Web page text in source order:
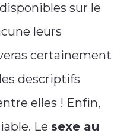
sur le
leurs
certainement
descriptifs
elles ! Enfin,
Le sexe au